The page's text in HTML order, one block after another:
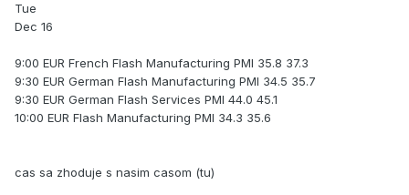
Tue
Dec 16
9:00 EUR French Flash Manufacturing PMI 35.8 37.3
9:30 EUR German Flash Manufacturing PMI 34.5 35.7
9:30 EUR German Flash Services PMI 44.0 45.1
10:00 EUR Flash Manufacturing PMI 34.3 35.6
cas sa zhoduje s nasim casom (tu)